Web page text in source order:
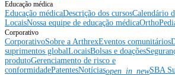
Educação médica
Educação médicaDescrição dos cursosCalendário
LocaisNossa equipe de educação médica
Corporativo
CorporativoSobre a ArthrexEventos comunitários
suprimentos globalLocaisBolsas e doações
produtoGerenciamento de risco e
conformidadePatentesNotíciasopen_in_newSBA